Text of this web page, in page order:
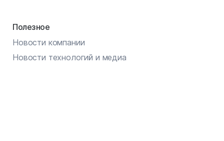
Полезное
Новости компании
Новости технологий и медиа